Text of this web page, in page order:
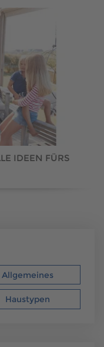
IDEEN FÜRS
Allgemeines
Haustypen